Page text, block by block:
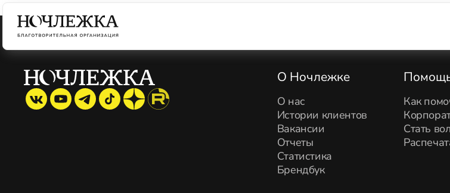
О Ночлежке
О нас
Истории клиентов
Вакансии
Отчеты
Статистика
Брендбук
Как
Стать